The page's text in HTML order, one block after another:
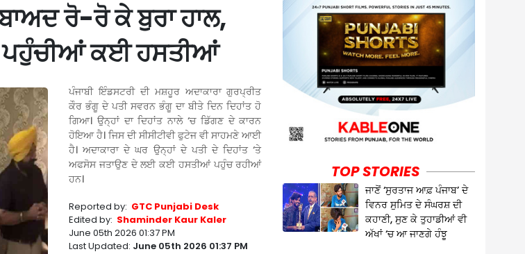
ਰੋ-ਰੋ ਕੇ ਬੁਰਾ ਹਾਲ,
ਪਹੁੰਚੀਆਂ ਕਈ ਹਸਤੀਆਂ
ਪੰਜਾਬੀ ਇੰਡਸਟਰੀ ਦੀ ਮਸ਼ਹੂਰ ਅਦਾਕਾਰਾ ਗੁਰਪ੍ਰੀਤ
ਕੌਰ ਭੰਗੂ ਦੇ ਪਤੀ ਸਵਰਨ ਭੰਗੂ ਦਾ ਬੀਤੇ ਦਿਨ ਦਿਹਾਂਤ ਹੋ
ਗਿਆ। ਉਨ੍ਹਾਂ ਦਾ ਦਿਹਾਂਤ ਨਾਲੇ ‘ਚ ਡਿੱਗਣ ਦੇ ਕਾਰਨ
ਹੋਇਆ ਹੈ। ਜਿਸ ਦੀ ਸੀਸੀਟੀਵੀ ਫੁਟੇਜ ਵੀ ਸਾਹਮਣੇ ਆਈ
ਹੈ। ਅਦਾਕਾਰਾ ਦੇ ਘਰ ਉਨ੍ਹਾਂ ਦੇ ਪਤੀ ਦੇ ਦਿਹਾਂਤ ‘ਤੇ
ਅਫਸੋਸ ਜਤਾਉਣ ਦੇ ਲਈ ਕਈ ਹਸਤੀਆਂ ਪਹੁੰਚ ਰਹੀਆਂ
ਹਨ।
Reported by: GTC Punjabi Desk
Edited by: Shaminder Kaur Kaler
June 05th 2026 01:37 PM
Last Updated: June 05th 2026 01:37 PM
TOP STORIES
ਜਾਣੋਂ ‘ਸੁਰਤਾਜ ਆਫ਼ ਪੰਜਾਬ’ ਦੇ
ਵਿਨਰ ਸੁਮਿਤ ਦੇ ਸੰਘਰਸ਼ ਦੀ
ਕਹਾਣੀ, ਸੁਣ ਕੇ ਤੁਹਾਡੀਆਂ ਵੀ
ਅੱਖਾਂ ‘ਚ ਆ ਜਾਣਗੇ ਹੰਝੂ